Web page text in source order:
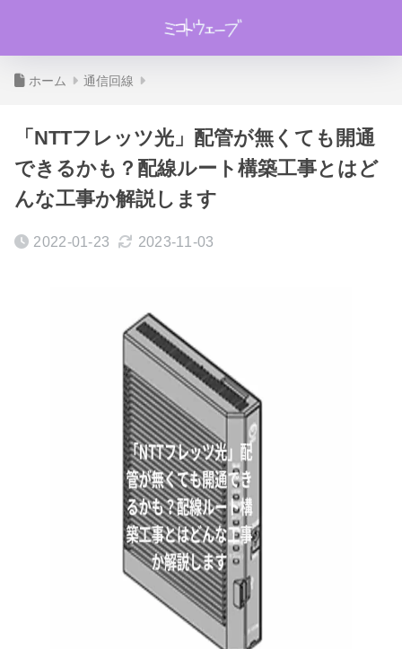
ホーム 通信回線
「NTTフレッツ光」配管が無くても開通
できるかも？配線ルート構築工事とはど
んな工事か解説します
2022-01-23 2023-11-03